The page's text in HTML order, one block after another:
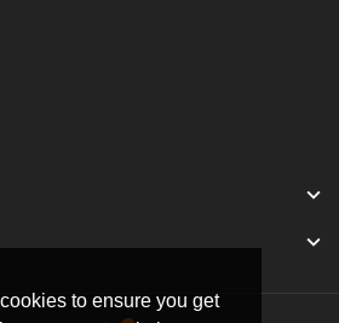
to ensure you get